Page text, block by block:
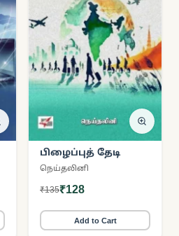
பிழைப்புத் தேடி
நெய்தலினி
₹135₹128
Add to Cart